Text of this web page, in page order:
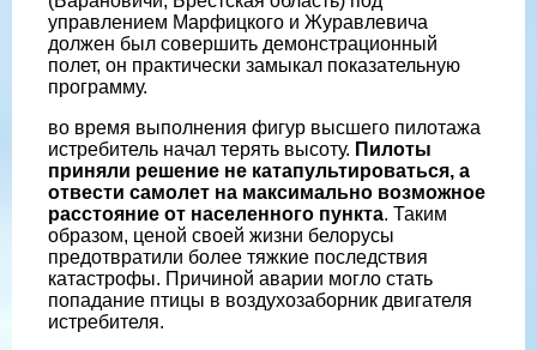
управлением Марфицкого и Журавлевича
должен был совершить демонстрационный
полет, он практически замыкал показательную
программу.
во время выполнения фигур высшего пилотажа
истребитель начал терять высоту. Пилоты
приняли решение не катапультироваться, а
отвести самолет на максимально возможное
расстояние от населенного пункта. Таким
образом, ценой своей жизни белорусы
предотвратили более тяжкие последствия
катастрофы. Причиной аварии могло стать
попадание птицы в воздухозаборник двигателя
истребителя.